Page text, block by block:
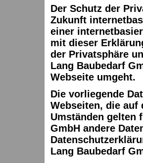
Der Schutz der
Zukunft
einer
mit dieser
der Privatsphäre
Lang Baubedarf
Webseite umgeht.
Die vorliegende
Webseiten, die auf
Umständen gelten
GmbH andere
Lang Baubedarf